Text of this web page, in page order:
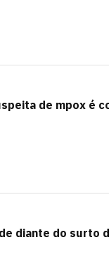
de mpox é
diante do surto